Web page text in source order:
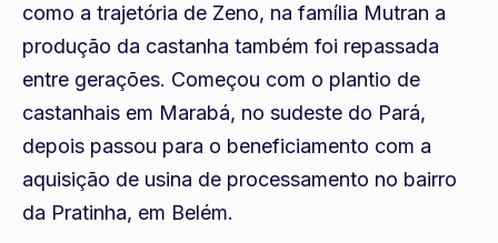
como a trajetória de Zeno, na família Mutran a
produção da castanha também foi repassada
entre gerações. Começou com o plantio de
castanhais em Marabá, no sudeste do Pará,
depois passou para o beneficiamento com a
aquisição de usina de processamento no bairro
da Pratinha, em Belém.